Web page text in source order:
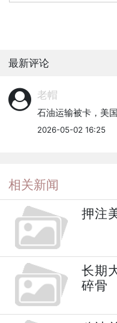
最新评论
老帽
石油运输被卡，美
2026-05-02 16:25
相关新闻
押注
长期
碎骨